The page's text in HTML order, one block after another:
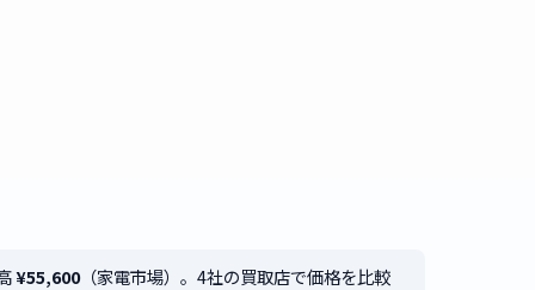
¥55,600（家電市場）。4社の買取店で価格を比較